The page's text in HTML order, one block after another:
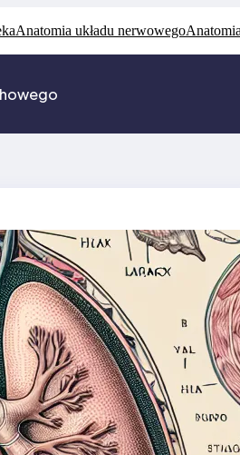
Anatomia układu nerwowego